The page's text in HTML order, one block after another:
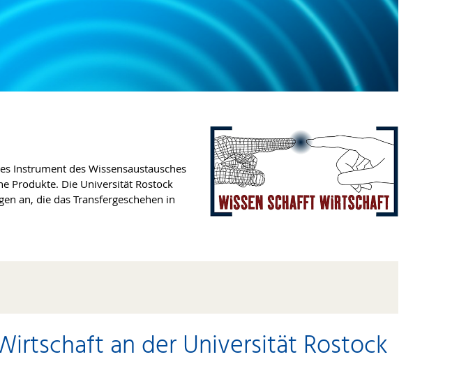
Instrument des Wissensaustausches
Produkte. Die Universität Rostock
an, die das Transfergeschehen in
an der Universität Rostock